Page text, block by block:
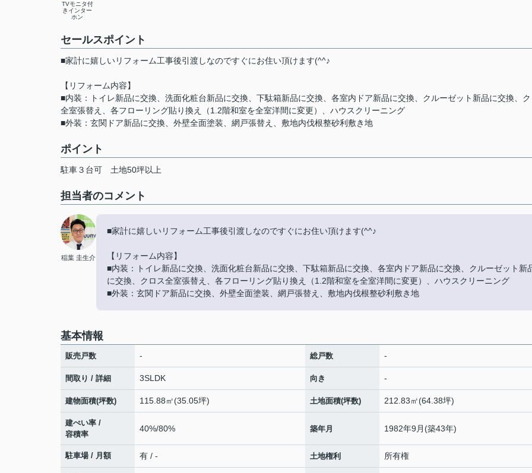
TVモニタ付
きインター
ホン
セールスポイント
■家計に嬉しいリフォーム工事後引渡しなのですぐにお住い頂けます(^^♪
【リフォーム内容】
■内装：トイレ新品に交換、洗面化粧台新品に交換、下駄箱新品に交換、各室内ドア新品に交換、クルーゼット新品に交換、
全室張替え、各フローリング貼り換え（1.2階和室を全室洋間に変更）、ハウスクリーニング
■外装：玄関ドア新品に交換、外壁全面塗装、網戸張替え、敷地内伐根整砂利敷き地
ポイント
駐車３台可 土地50坪以上
担当者のコメント
稲葉 圭生介
■家計に嬉しいリフォーム工事後引渡しなのですぐにお住い頂けます(^^♪
【リフォーム内容】
■内装：トイレ新品に交換、洗面化粧台新品に交換、下駄箱新品に交換、各室内ドア新品に交換、クルーゼット新
に交換、クロス全室張替え、各フローリング貼り換え（1.2階和室を全室洋間に変更）、ハウスクリーニング
■外装：玄関ドア新品に交換、外壁全面塗装、網戸張替え、敷地内伐根整砂利敷き地
基本情報
販売戸数 - 総戸数 -
間取り / 詳細 3SLDK 向き -
建物面積(坪数) 115.88㎡(35.05坪) 土地面積(坪数) 212.83㎡(64.38坪)
建ぺい率 /
容積率
40%/80% 築年月 1982年9月(築43年)
駐車場 / 月額 有 / - 土地権利 所有権